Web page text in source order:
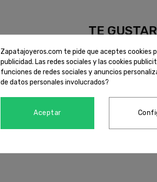
TE
Zapatajoyeros.com te pide que aceptes cookies
publicidad. Las redes sociales y las cookies
funciones de redes sociales y anuncios
de datos personales involucrados?
Aceptar